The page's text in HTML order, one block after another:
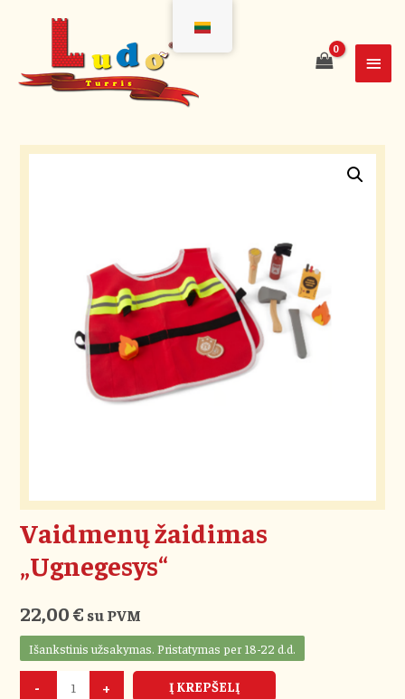
Vaidmenų žaidimas
„Ugnegesys“
22,00€ su PVM
Išankstinis užsakymas. Pristatymas per 18-22 d.d.
- + Į KREPŠELĮ